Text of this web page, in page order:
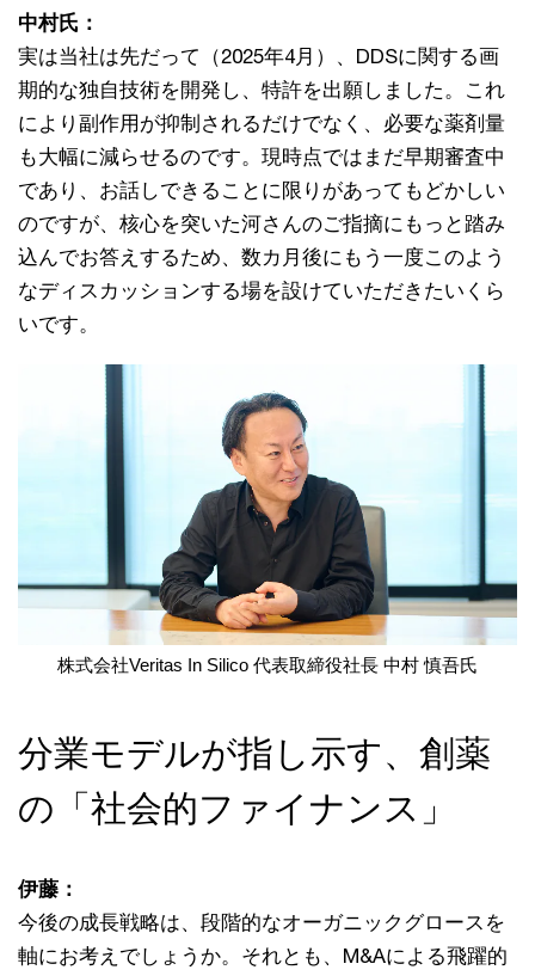
中村氏：
実は当社は先だって（2025年4月）、DDSに関する画
期的な独自技術を開発し、特許を出願しました。これ
により副作用が抑制されるだけでなく、必要な薬剤量
も大幅に減らせるのです。現時点ではまだ早期審査中
であり、お話しできることに限りがあってもどかしい
のですが、核心を突いた河さんのご指摘にもっと踏み
込んでお答えするため、数カ月後にもう一度このよう
なディスカッションする場を設けていただきたいくら
いです。
株式会社Veritas In Silico 代表取締役社長 中村 慎吾氏
分業モデルが指し示す、創薬
の「社会的ファイナンス」
伊藤：
今後の成長戦略は、段階的なオーガニックグロースを
軸にお考えでしょうか。それとも、M&Aによる飛躍的